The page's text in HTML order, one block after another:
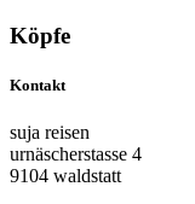
Köpfe
Kontakt
suja reisen
urnäscherstasse 4
9104 waldstatt